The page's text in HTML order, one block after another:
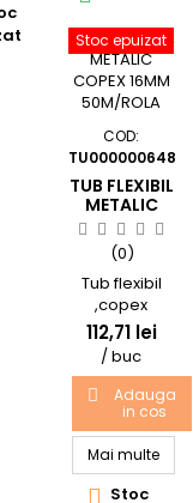
astfel
cablurile si
conductorii
electrici.
Prezinta
o rezistenta
la comprimare
de 320 N.
Produsul este
de culoare
neagra si se
sub forma de
rola . Are
o lungime de
50 m si
un diametru
exterior de 13
mm.
Stoc epuizat
COD:
TU000000648
TUB FLEXIBIL
METALIC
COPEX
16MM
50M/ROLA
(0)
Tub flexibil
,copex
metalic
spiralat, D 16
mm, 320N,
rola 50 m
112,71 lei
/ buc

Adauga
in cos
Mai multe
 Stoc